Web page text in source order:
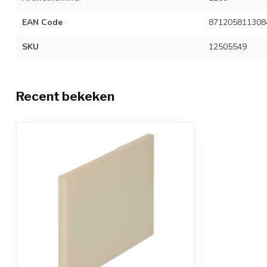
EAN Code
SKU 12505549
Recent bekeken